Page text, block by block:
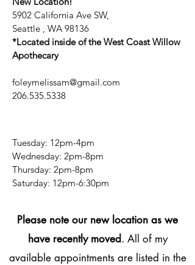
5902 California Ave SW,
Seattle , WA 98136
*Located inside of the West Coast Willow
Apothecary
foleymelissam@gmail.com
206.535.5338
Tuesday: 12pm-4pm
Wednesday: 2pm-8pm
Thursday: 2pm-8pm
​​Saturday: 12pm-6:30pm
Please note our new location as we
have recently moved. All of my
available appointments are listed in the